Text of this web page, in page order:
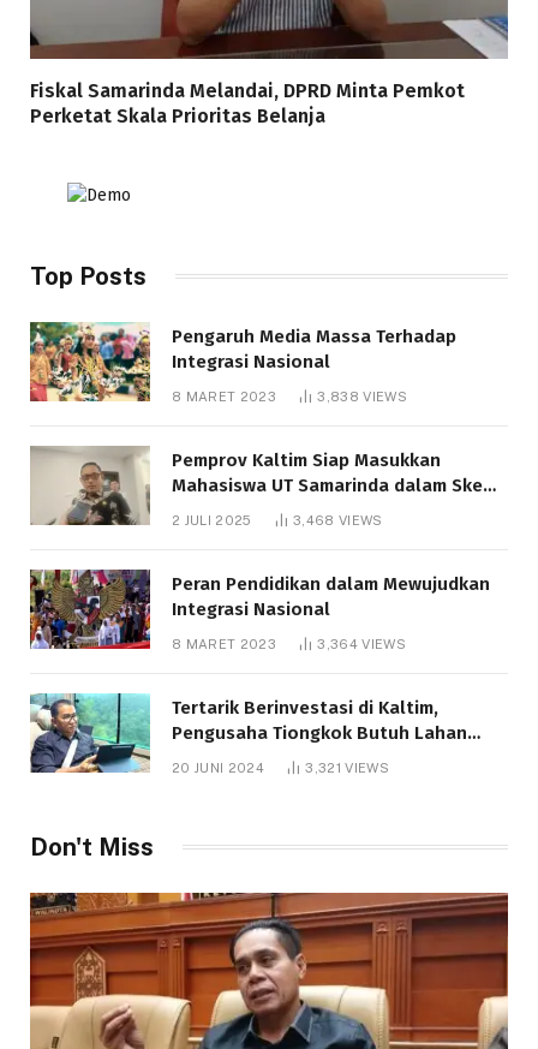
Fiskal Samarinda Melandai, DPRD Minta Pemkot
Perketat Skala Prioritas Belanja
Top Posts
Pengaruh Media Massa Terhadap
Integrasi Nasional
8 MARET 2023 3,838VIEWS
Pemprov Kaltim Siap Masukkan
Mahasiswa UT Samarinda dalam Skema
Bantuan Pendidikan Gratispol
2 JULI 2025 3,468 VIEWS
Peran Pendidikan dalam Mewujudkan
Integrasi Nasional
8 MARET 2023 3,364VIEWS
Tertarik Berinvestasi di Kaltim,
Pengusaha Tiongkok Butuh Lahan
1.000 Hektare
20 JUNI 2024 3,321VIEWS
Don't Miss